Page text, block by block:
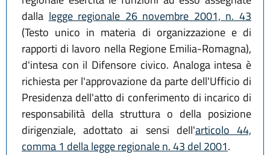
dalla legge regionale 26 novembre 2001, n. 43
(Testo unico in materia di organizzazione e di
rapporti di lavoro nella Regione Emilia-Romagna),
d'intesa con il Difensore civico. Analoga intesa è
richiesta per l'approvazione da parte dell'Ufficio di
Presidenza dell'atto di conferimento di incarico di
responsabilità della struttura o della posizione
dirigenziale, adottato ai sensi dell'articolo 44,
comma 1 della legge regionale n. 43 del 2001.